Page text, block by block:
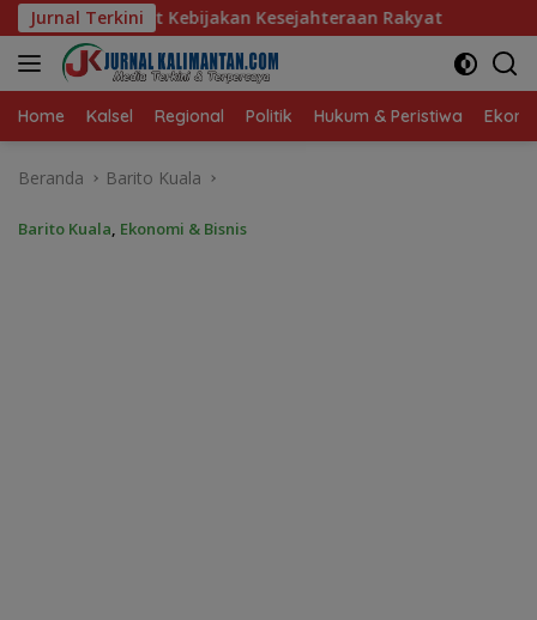
Langsung
ke
konten
Jurnal Terkini
Kesejahteraan Rakyat Baru 10 Persen, Aktivasi IKD
Home Kalsel Regional Politik Hukum & Peristiwa
Beranda Barito Kuala
Barito Kuala, Ekonomi & Bisnis